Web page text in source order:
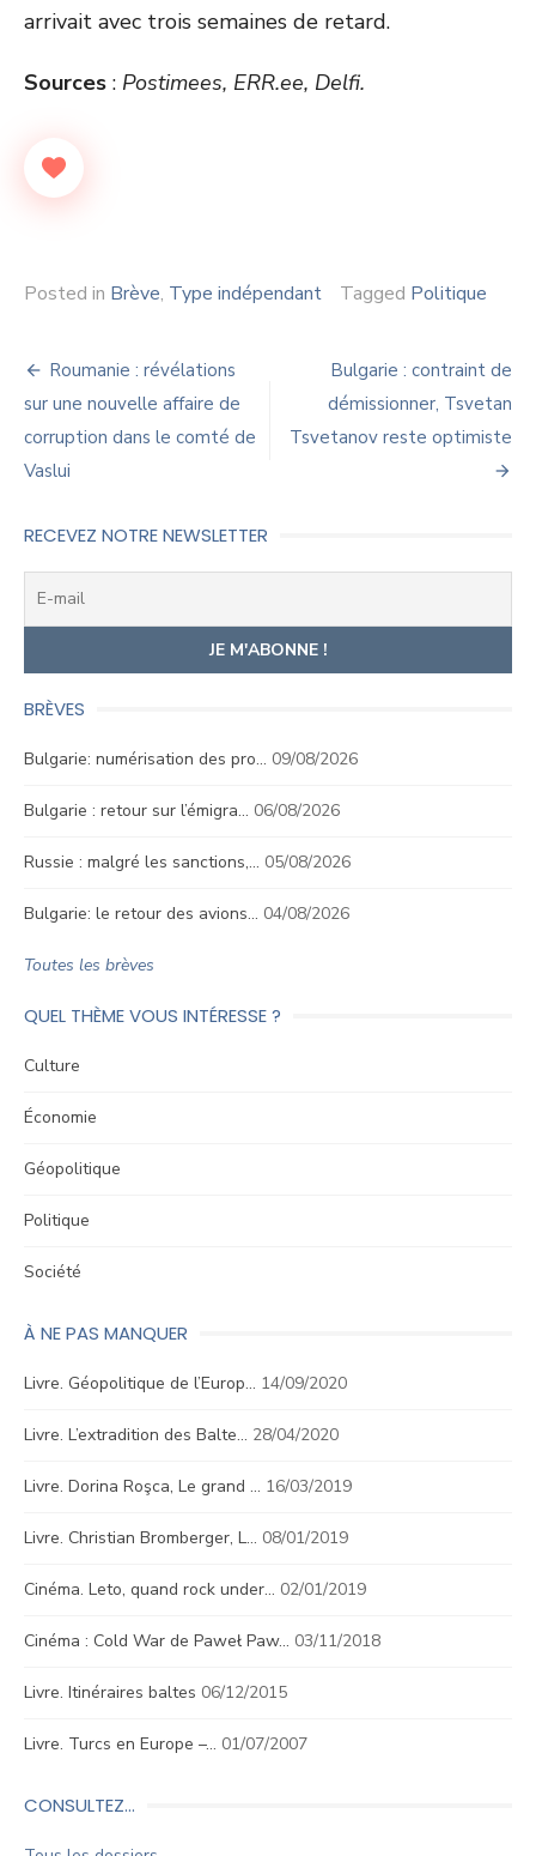
arrivait avec trois semaines de retard.
Sources : Postimees, ERR.ee, Delfi.
Posted in Brève, Type indépendant Tagged Politique
Navigation
de
l’article
Roumanie : révélations
sur une nouvelle affaire de
corruption dans le comté de
Vaslui
Bulgarie : contraint de
démissionner, Tsvetan
Tsvetanov reste optimiste
RECEVEZ NOTRE NEWSLETTER
BRÈVES
Bulgarie: numérisation des pro… 09/08/2026
Bulgarie : retour sur l’émigra… 06/08/2026
Russie : malgré les sanctions,… 05/08/2026
Bulgarie: le retour des avions… 04/08/2026
Toutes les brèves
QUEL THÈME VOUS INTÉRESSE ?
Culture
Économie
Géopolitique
Politique
Société
À NE PAS MANQUER
Livre. Géopolitique de l’Europ… 14/09/2020
Livre. L’extradition des Balte… 28/04/2020
Livre. Dorina Roşca, Le grand … 16/03/2019
Livre. Christian Bromberger, L… 08/01/2019
Cinéma. Leto, quand rock under… 02/01/2019
Cinéma : Cold War de Paweł Paw… 03/11/2018
Livre. Itinéraires baltes 06/12/2015
Livre. Turcs en Europe –… 01/07/2007
CONSULTEZ…